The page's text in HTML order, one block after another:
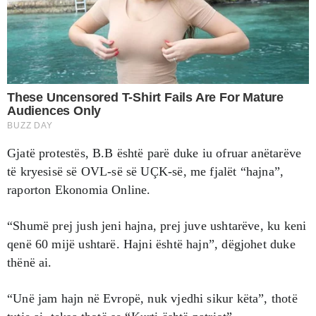
Gjatë protestës, B.B është parë duke iu ofruar anëtarëve
të kryesisë së OVL-së së UÇK-së, me fjalët “hajna”,
raporton Ekonomia Online.
“Shumë prej jush jeni hajna, prej juve ushtarëve, ku keni
qenë 60 mijë ushtarë. Hajni është hajn”, dëgjohet duke
thënë ai.
“Unë jam hajn në Evropë, nuk vjedhi sikur këta”, thotë